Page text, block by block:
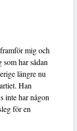
mig och
som har sådan
längre nu
Han
inte har någon
för en